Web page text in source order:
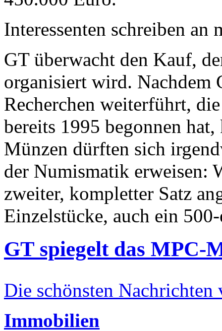
Interessenten schreiben
GT überwacht den Kauf,
organisiert wird. Nachdem
Recherchen weiterführt,
bereits 1995 begonnen
Münzen dürften sich
der Numismatik erweisen:
zweiter, kompletter Satz
Einzelstücke, auch ein
GT spiegelt das MPC-
Die schönsten Nachrichten
Immobilien